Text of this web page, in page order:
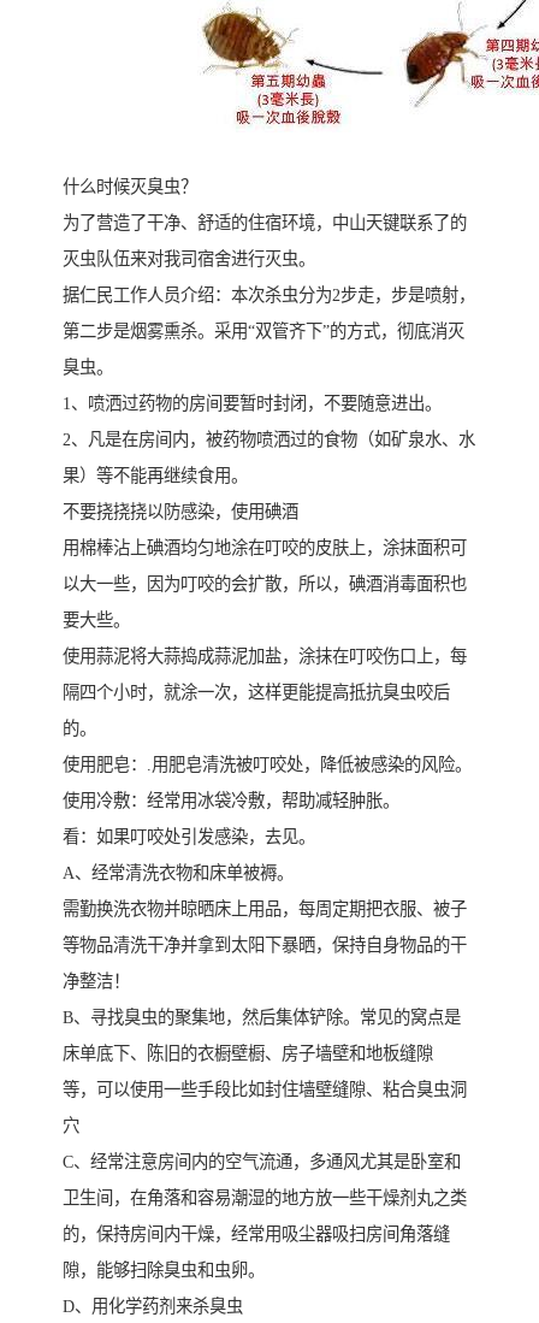
什么时候灭臭虫？
为了营造了干净、舒适的住宿环境，中山天键联系了的
灭虫队伍来对我司宿舍进行灭虫。
据仁民工作人员介绍：本次杀虫分为2步走，步是喷射，
第二步是烟雾熏杀。采用“双管齐下”的方式，彻底消灭
臭虫。
1、喷洒过药物的房间要暂时封闭，不要随意进出。
2、凡是在房间内，被药物喷洒过的食物（如矿泉水、水
果）等不能再继续食用。
不要挠挠挠以防感染，使用碘酒
用棉棒沾上碘酒均匀地涂在叮咬的皮肤上，涂抹面积可
以大一些，因为叮咬的会扩散，所以，碘酒消毒面积也
要大些。
使用蒜泥将大蒜捣成蒜泥加盐，涂抹在叮咬伤口上，每
隔四个小时，就涂一次，这样更能提高抵抗臭虫咬后
的。
使用肥皂：.用肥皂清洗被叮咬处，降低被感染的风险。
使用冷敷：经常用冰袋冷敷，帮助减轻肿胀。
看：如果叮咬处引发感染，去见。
A、经常清洗衣物和床单被褥。
需勤换洗衣物并晾晒床上用品，每周定期把衣服、被子
等物品清洗干净并拿到太阳下暴晒，保持自身物品的干
净整洁！
B、寻找臭虫的聚集地，然后集体铲除。常见的窝点是
床单底下、陈旧的衣橱壁橱、房子墙壁和地板缝隙
等，可以使用一些手段比如封住墙壁缝隙、粘合臭虫洞
穴
C、经常注意房间内的空气流通，多通风尤其是卧室和
卫生间，在角落和容易潮湿的地方放一些干燥剂丸之类
的，保持房间内干燥，经常用吸尘器吸扫房间角落缝
隙，能够扫除臭虫和虫卵。
D、用化学药剂来杀臭虫